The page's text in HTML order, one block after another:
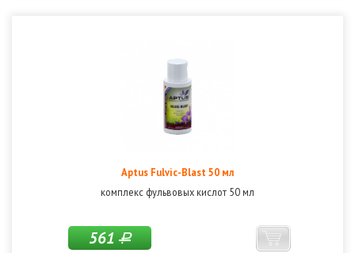
Aptus Fulvic-Blast 50 мл
комплекс фульвовых кислот 50 мл
561Р